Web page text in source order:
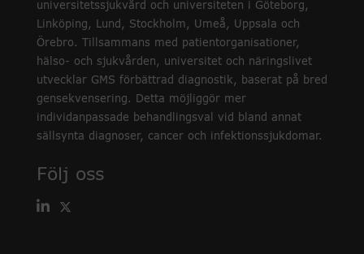
universitetssjukvård och universiteten i Göteborg,
Linköping, Lund, Stockholm, Umeå, Uppsala och
Örebro. Tillsammans med patientorganisationer,
hälso- och sjukvården, universitet och näringslivet
utvecklar GMS förbättrad diagnostik, baserat på bred
gensekvensering. Detta möjliggör mer
individanpassade behandlingsval vid bland annat
sällsynta diagnoser, cancer och infektionssjukdomar.
Följ oss